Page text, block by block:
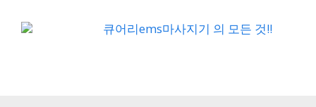
큐어리ems마사지기 의 모든 것!!